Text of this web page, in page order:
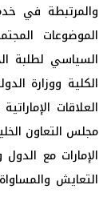
والمرتبطة في
الموضوعات
السياسي لطلبة
الكلية ووزارة
العلاقات
مجلس التعاون
الإمارات مع
التعايش